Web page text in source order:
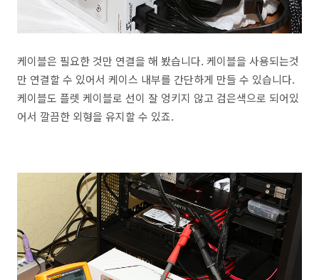
케이블은 필요한 것만 연결을 해 봤습니다. 케이블을 사용되는것
만 연결할 수 있어서 케이스 내부를 간단하게 만들 수 있습니다.
케이블도 플렛 케이블로 선이 잘 엉키지 않고 검은색으로 되어있
어서 깔끔한 외형을 유지할 수 있죠.